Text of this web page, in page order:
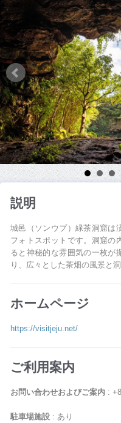
説明
城邑（ソンウプ）緑茶洞窟は
フォトスポットです。洞窟の
ると神秘的な雰囲気の一枚が
り、広々とした茶畑の風景と
ホームページ
https://visitjeju.net/
ご利用案内
お問い合わせおよびご案内 :
駐車場施設 : あり